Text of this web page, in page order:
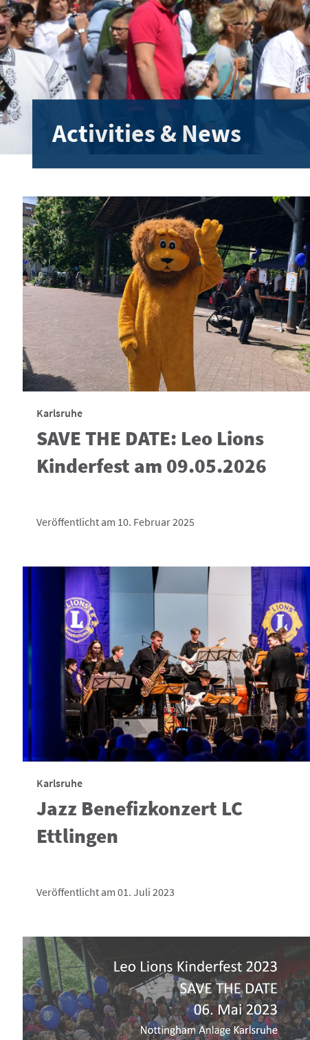
Activities & News
Karlsruhe
SAVE THE DATE: Leo Lions
Kinderfest am 09.05.2026
Veröffentlicht am 10. Februar 2025
Karlsruhe
Jazz Benefizkonzert LC
Ettlingen
Veröffentlicht am 01. Juli 2023